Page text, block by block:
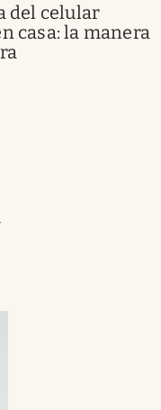
del celular
casa: la manera